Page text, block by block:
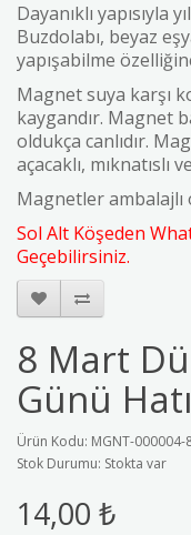
Dayanıklı yapısıyla
Buzdolabı, beyaz
yapışabilme
Magnet suya karşı
kaygandır. Magnet
oldukça canlıdır.
açacaklı, mıknatıslı
Magnetler
Sol Alt Köşeden
Geçebilirsiniz.
8 Mart
Günü
Ürün Kodu: MGNT-000004-
Stok Durumu: Stokta var
14,00 ₺